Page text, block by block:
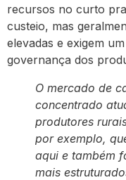
recursos no curto
custeio, mas
elevadas e exigem
governança dos
O mercado de
concentrado
produtores
por exemplo,
aqui e também
mais